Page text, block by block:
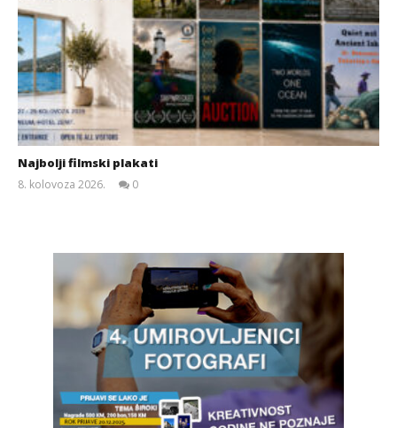
Najbolji filmski plakati
8. kolovoza 2026.
0